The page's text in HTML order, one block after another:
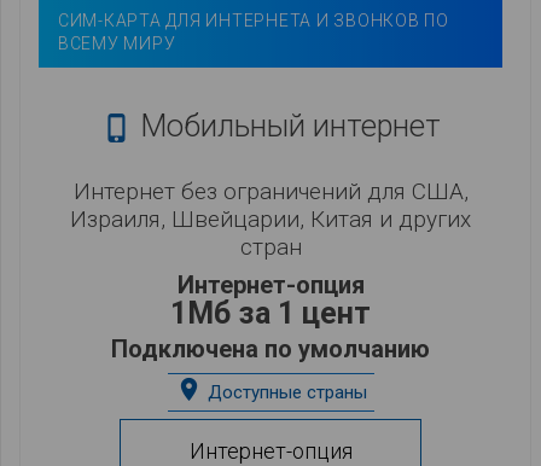
СИМ-КАРТА ДЛЯ ИНТЕРНЕТА И ЗВОНКОВ ПО
ВСЕМУ МИРУ
 Мобильный интернет
Интернет без ограничений для США,
Израиля, Швейцарии, Китая и других
стран
Интернет-опция
1Мб за 1 цент
Подключена по умолчанию
place Доступные страны
Интернет-опция